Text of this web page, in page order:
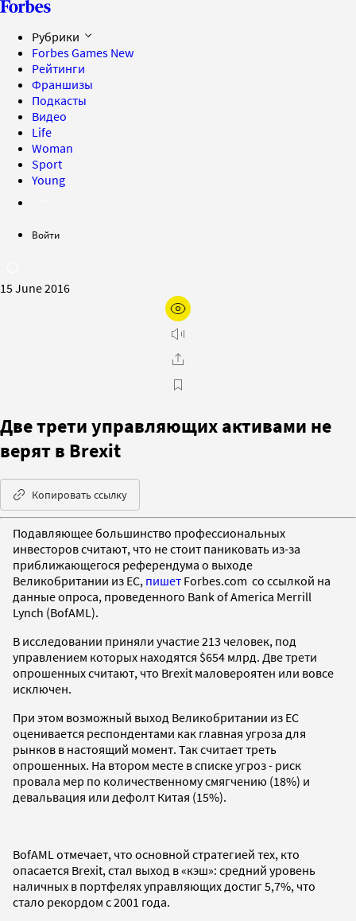
Рубрики
Forbes Games New
Рейтинги
Франшизы
Подкасты
Видео
Life
Woman
Sport
Young
Войти
15 June 2016
Две трети управляющих активами не
верят в Brexit
Копировать ссылку
Подавляющее большинство профессиональных
инвесторов считают, что не стоит паниковать из-за
приближающегося референдума о выходе
Великобритании из ЕС, пишет Forbes.com со ссылкой на
данные опроса, проведенного Bank of America Merrill
Lynch (BofAML).
В исследовании приняли участие 213 человек, под
управлением которых находятся $654 млрд. Две трети
опрошенных считают, что Brexit маловероятен или вовсе
исключен.
При этом возможный выход Великобритании из ЕС
оценивается респондентами как главная угроза для
рынков в настоящий момент. Так считает треть
опрошенных. На втором месте в списке угроз - риск
провала мер по количественному смягчению (18%) и
девальвация или дефолт Китая (15%).
BofAML отмечает, что основной стратегией тех, кто
опасается Brexit, стал выход в «кэш»: средний уровень
наличных в портфелях управляющих достиг 5,7%, что
стало рекордом с 2001 года.